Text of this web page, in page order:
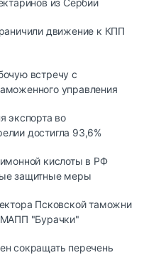
из Сербии
движение к КПП
встречу с
управления
экспорта во
достигла 93,6%
кислоты в РФ
защитные меры
Псковской таможни
МАПП "Бурачки"
сокращать перечень